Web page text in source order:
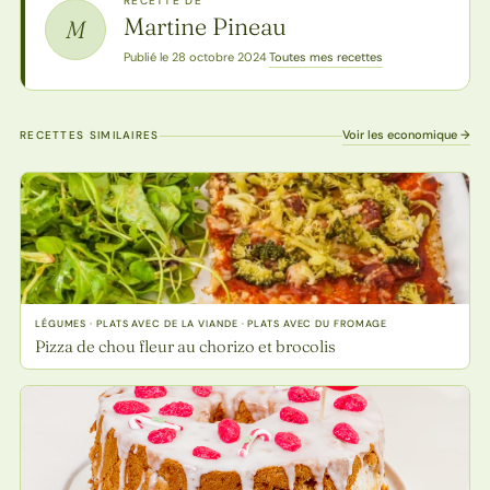
M Martine Pineau
Publié le 28 octobre 2024·Toutes mes recettes
RECETTES SIMILAIRES Voir les economique →
LÉGUMES · PLATS AVEC DE LA VIANDE · PLATS AVEC DU FROMAGE
Pizza de chou fleur au chorizo et brocolis